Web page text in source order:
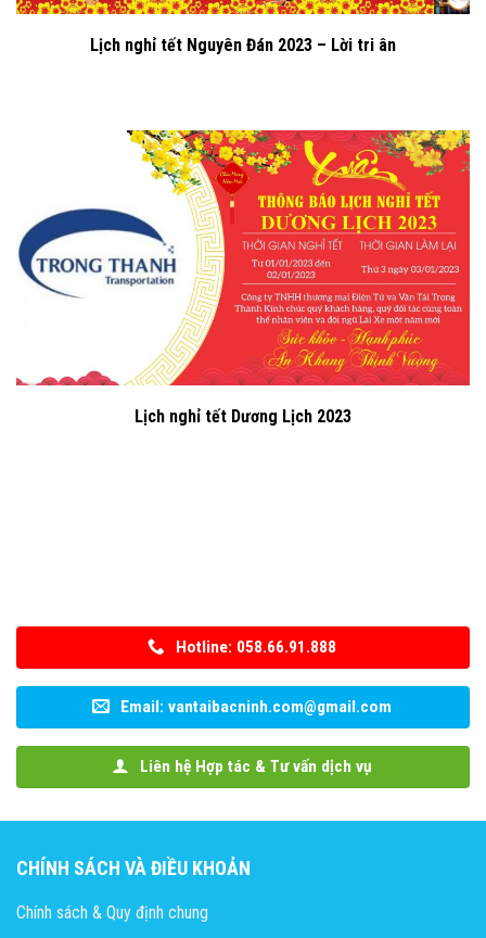
Lịch nghỉ tết Nguyên Đán 2023 – Lời tri ân
Lịch nghỉ tết Dương Lịch 2023
Hotline: 058.66.91.888
Email: vantaibacninh.com@gmail.com
Liên hệ Hợp tác & Tư vấn dịch vụ
CHÍNH SÁCH VÀ ĐIỀU KHOẢN
Chính sách & Quy định chung